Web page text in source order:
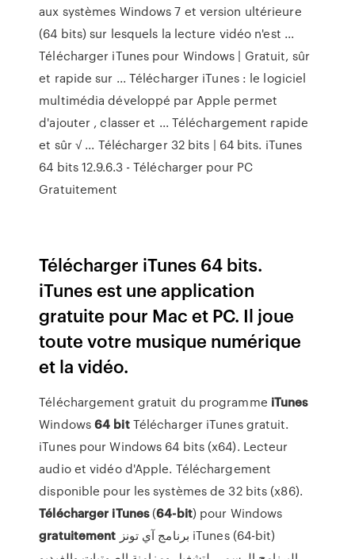
aux systèmes Windows 7 et version ultérieure
(64 bits) sur lesquels la lecture vidéo n'est ...
Télécharger iTunes pour Windows | Gratuit, sûr
et rapide sur ... Télécharger iTunes : le logiciel
multimédia développé par Apple permet
d'ajouter , classer et ... Téléchargement rapide
et sûr √ ... Télécharger 32 bits | 64 bits. iTunes
64 bits 12.9.6.3 - Télécharger pour PC
Gratuitement
Télécharger iTunes 64 bits.
iTunes est une application
gratuite pour Mac et PC. Il joue
toute votre musique numérique
et la vidéo.
Téléchargement gratuit du programme iTunes
Windows64 bitTélécharger iTunes gratuit.
iTunes pour Windows 64 bits (x64). Lecteur
audio et vidéo d'Apple. Téléchargement
disponible pour les systèmes de 32 bits (x86).
Télécharger iTunes(64-bit) pour Windows
gratuitement